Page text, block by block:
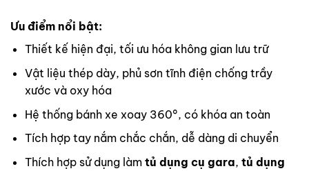
Ưu điểm nổi bật:
Thiết kế hiện đại, tối ưu hóa không gian lưu trữ
Vật liệu thép dày, phủ sơn tĩnh điện chống trầy
xước và oxy hóa
Hệ thống bánh xe xoay 360°, có khóa an toàn
Tích hợp tay nắm chắc chắn, dễ dàng di chuyển
Thích hợp sử dụng làm tủ dụng cụ gara, tủ dụng